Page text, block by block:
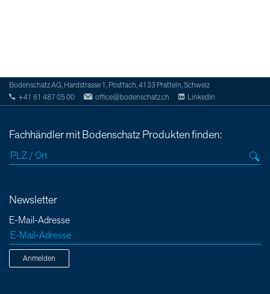
Bodenschatz AG, Hardstrasse 1, Postfach, 4133 Pratteln, Schweiz
+41 61 487 05 00
office@bodenschatz.ch LinkedIn
Fachhändler mit Bodenschatz Produkten finden:
Newsletter
E-Mail-Adresse
Anmelden